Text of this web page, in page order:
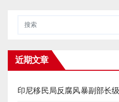
近期文章
印尼移民局反腐风暴副部长